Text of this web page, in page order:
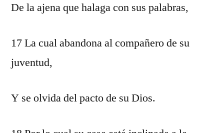
De la ajena que halaga con sus palabras,
17 La cual abandona al compañero de su
juventud,
Y se olvida del pacto de su Dios.